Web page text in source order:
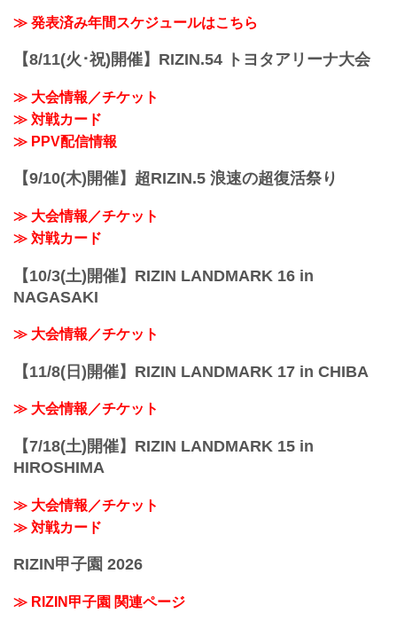
≫ 発表済み年間スケジュールはこちら
【8/11(火･祝)開催】RIZIN.54 トヨタアリーナ大会
≫ 大会情報／チケット
≫ 対戦カード
≫ PPV配信情報
【9/10(木)開催】超RIZIN.5 浪速の超復活祭り
≫ 大会情報／チケット
≫ 対戦カード
【10/3(土)開催】RIZIN LANDMARK 16 in
NAGASAKI
≫ 大会情報／チケット
【11/8(日)開催】RIZIN LANDMARK 17 in CHIBA
≫ 大会情報／チケット
【7/18(土)開催】RIZIN LANDMARK 15 in
HIROSHIMA
≫ 大会情報／チケット
≫ 対戦カード
RIZIN甲子園 2026
≫ RIZIN甲子園 関連ページ